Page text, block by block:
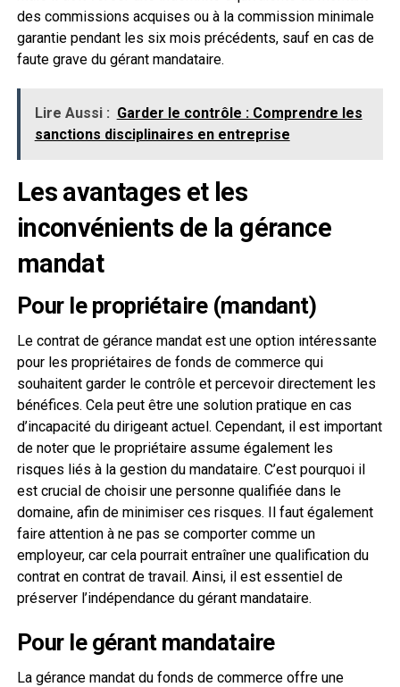
des commissions acquises ou à la commission minimale
garantie pendant les six mois précédents, sauf en cas de
faute grave du gérant mandataire.
Lire Aussi : Garder le contrôle : Comprendre les
sanctions disciplinaires en entreprise
Les avantages et les
inconvénients de la gérance
mandat
Pour le propriétaire (mandant)
Le contrat de gérance mandat est une option intéressante
pour les propriétaires de fonds de commerce qui
souhaitent garder le contrôle et percevoir directement les
bénéfices. Cela peut être une solution pratique en cas
d’incapacité du dirigeant actuel. Cependant, il est important
de noter que le propriétaire assume également les
risques liés à la gestion du mandataire. C’est pourquoi il
est crucial de choisir une personne qualifiée dans le
domaine, afin de minimiser ces risques. Il faut également
faire attention à ne pas se comporter comme un
employeur, car cela pourrait entraîner une qualification du
contrat en contrat de travail. Ainsi, il est essentiel de
préserver l’indépendance du gérant mandataire.
Pour le gérant mandataire
La gérance mandat du fonds de commerce offre une